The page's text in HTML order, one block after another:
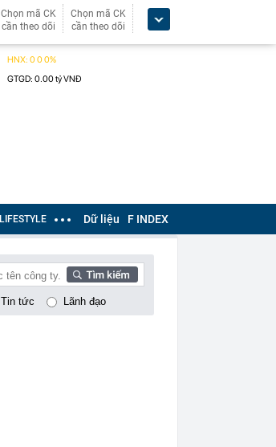
Chọn mã CK
cần theo dõi
Chọn mã CK
cần theo dõi
LIFESTYLE Dữ liệu F INDEX
Tin tức Lãnh đạo